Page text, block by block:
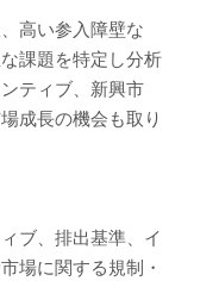
高い参入障壁な
課題を特定し分析
ティブ、新興市
成長の機会も取り
ブ、排出基準、イ
場に関する規制・